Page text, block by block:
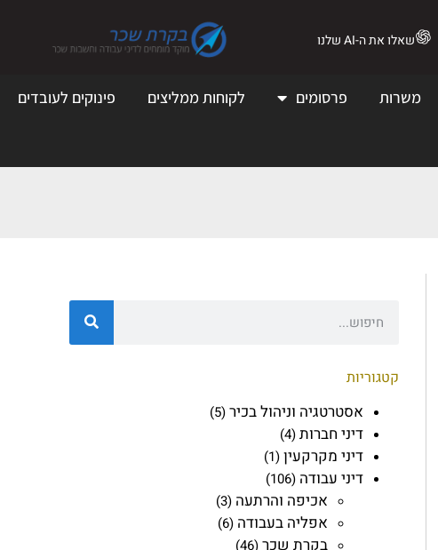
שאלו את ה-AI שלנו
משרות פרסומים לקוחות ממליצים פינוקים לעובדים
קטגוריות
אסטרטגיה וניהול בכיר(5)
דיני חברות(4)
דיני מקרקעין(1)
דיני עבודה (106)
אכיפה והרתעה (3)
אפליה בעבודה (6)
בקרת שכר(46)